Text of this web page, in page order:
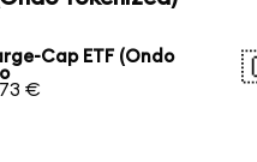
Cap ETF (Ondo
€